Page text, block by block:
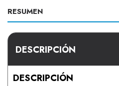
RESUMEN
DESCRIPCIÓN
DESCRIPCIÓN